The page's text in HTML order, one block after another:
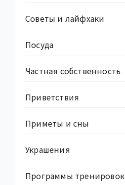
Советы и лайфхаки
Посуда
Частная собственность
Приветствия
Приметы и сны
Украшения
Программы тренировок